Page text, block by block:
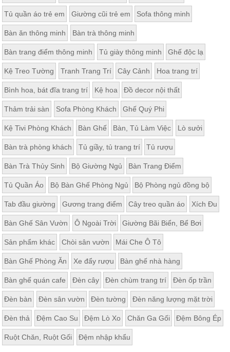
Tủ quần áo trẻ em Giường cũi trẻ em Sofa thông minh
Bàn ăn thông minh Bàn trà thông minh
Bàn trang điểm thông minh Tủ giày thông minh Ghế độc lạ
Kệ Treo Tường Tranh Trang Trí Cây Cảnh Hoa trang trí
Bình hoa, bát đĩa trang trí Kệ hoa Đồ decor nội thất
Thảm trải sàn Sofa Phòng Khách Ghế Quý Phi
Kệ Tivi Phòng Khách Bàn Ghế Bàn, Tủ Làm Việc Lò sưởi
Bàn trà phòng khách Tủ giầy, tủ trang trí Tủ rượu
Bàn Trà Thủy Sinh Bộ Giường Ngủ Bàn Trang Điểm
Tủ Quần Áo Bộ Bàn Ghế Phòng Ngủ Bộ Phòng ngủ đồng bộ
Tab đầu giường Gương trang điểm Cây treo quần áo Xích Đu
Bàn Ghế Sân Vườn Ô Ngoài Trời Giường Bãi Biển, Bể Bơi
Sản phẩm khác Chòi sân vườn Mái Che Ô Tô
Bàn Ghế Phòng Ăn Xe đẩy rượu Bàn ghế nhà hàng
Bàn ghế quán cafe Đèn cây Đèn chùm trang trí Đèn ốp trần
Đèn bàn Đèn sân vườn Đèn tường Đèn năng lượng mặt trời
Đèn thả Đệm Cao Su Đệm Lò Xo Chăn Ga Gối Đệm Bông Ép
Ruột Chăn, Ruột Gối Đệm nhập khẩu